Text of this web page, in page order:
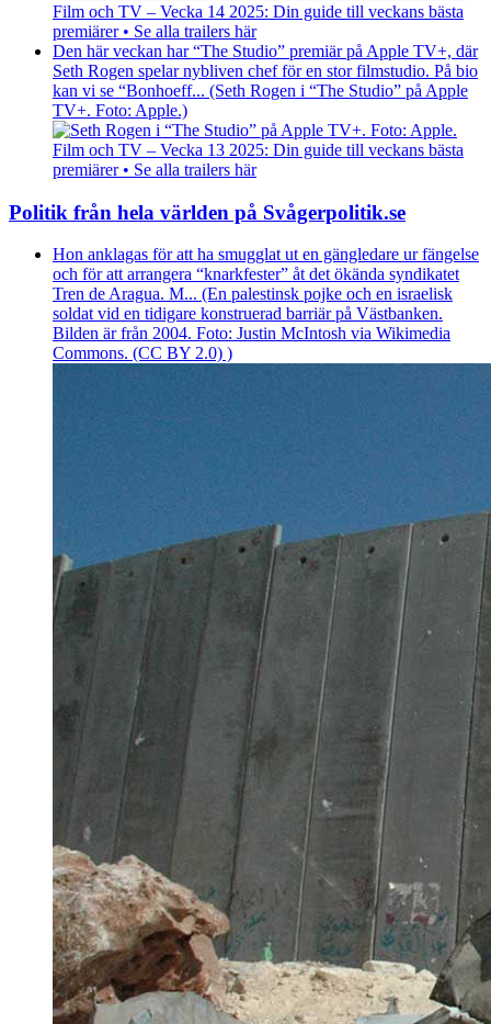
Film och TV – Vecka 14 2025: Din guide till veckans bästa
premiärer • Se alla trailers här
Den här veckan har “The Studio” premiär på Apple TV+, där
Seth Rogen spelar nybliven chef för en stor filmstudio. På bio
kan vi se “Bonhoeff... (Seth Rogen i “The Studio” på Apple
TV+. Foto: Apple.)
Film och TV – Vecka 13 2025: Din guide till veckans bästa
premiärer • Se alla trailers här
Politik från hela världen på Svågerpolitik.se
Hon anklagas för att ha smugglat ut en gängledare ur fängelse
och för att arrangera “knarkfester” åt det ökända syndikatet
Tren de Aragua. M... (En palestinsk pojke och en israelisk
soldat vid en tidigare konstruerad barriär på Västbanken.
Bilden är från 2004. Foto: Justin McIntosh via Wikimedia
Commons. (CC BY 2.0) )